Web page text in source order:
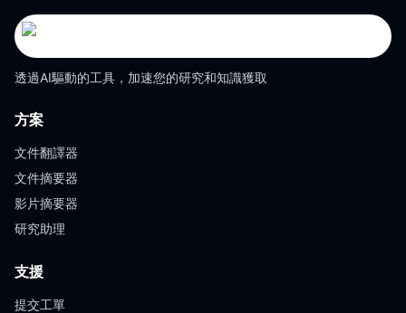
透過AI驅動的工具，加速您的研究和知識獲取
方案
文件翻譯器
文件摘要器
影片摘要器
研究助理
支援
提交工單